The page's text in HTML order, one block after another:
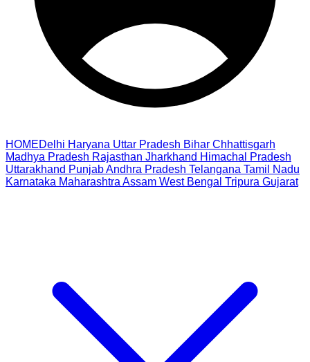
HOMEDelhi Haryana Uttar Pradesh Bihar Chhattisgarh
Madhya Pradesh Rajasthan Jharkhand Himachal Pradesh
Uttarakhand PunjabAndhra Pradesh Telangana Tamil Nadu
Karnataka Maharashtra Assam West Bengal Tripura Gujarat